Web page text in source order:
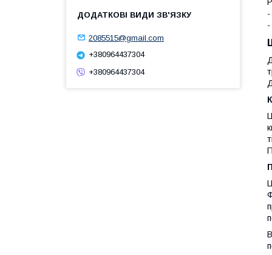
-
2085515@gmail.com
+380964437304
+380964437304